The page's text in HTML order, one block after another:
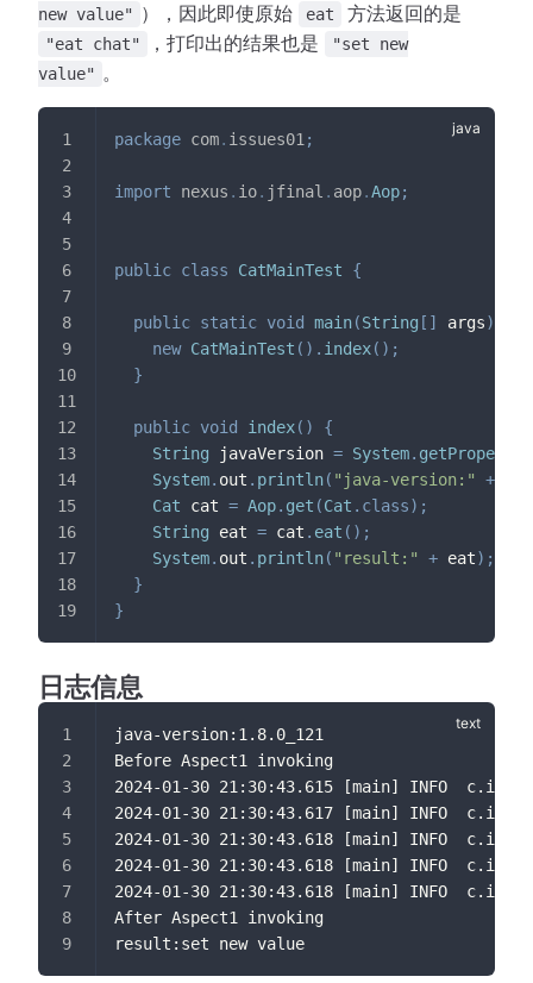
new value"
），因此即使原始 eat 方法返回的是
"eat chat" ，打印出的结果也是
"set new
value" 。
package com. issues01 ;
import nexus . io. jfinal . aop.Aop;
public class CatMainTest {
public static void main(String [ ] args)
new CatMainTest ( ) . index( ) ;
}
public void index( )
{
String javaVersion = System. getProperty
System. out . println( "java-version:" +
Cat cat = Aop. get (Cat . class) ;
String eat = cat . eat ( ) ;
System. out . println( "result:" + eat) ;
}
}
日志信息
java-version:1.8.0_121
Before Aspect1 invoking
2024-01-30 21:30:43.615 [main] INFO
2024-01-30 21:30:43.617 [main] INFO
2024-01-30 21:30:43.618 [main] INFO
2024-01-30 21:30:43.618 [main] INFO
2024-01-30 21:30:43.618 [main] INFO
After Aspect1 invoking
result:set new value